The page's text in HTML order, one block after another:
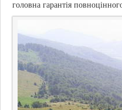
головна гарантія